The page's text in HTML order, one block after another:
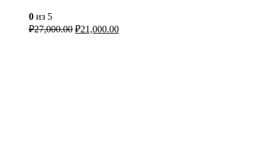
0 из 5
₽27,000.00 ₽21,000.00